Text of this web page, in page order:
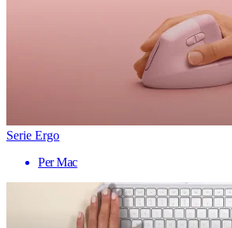
Serie Ergo
Per Mac